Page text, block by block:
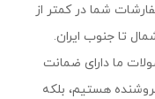
شما در کمتر از
ما دارای ضمانت
هستیم، بلکه